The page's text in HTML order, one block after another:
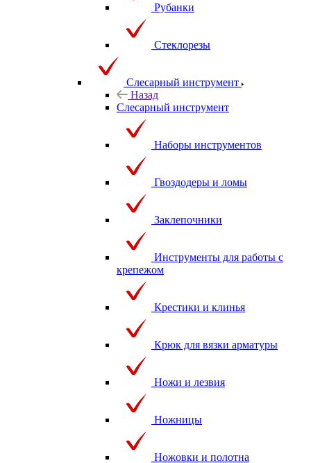
Рубанки
Стеклорезы
Слесарный инструмент
Назад
Слесарный инструмент
Наборы инструментов
Гвоздодеры и ломы
Заклепочники
Инструменты для работы с
крепежом
Крестики и клинья
Крюк для вязки арматуры
Ножи и лезвия
Ножницы
Ножовки и полотна